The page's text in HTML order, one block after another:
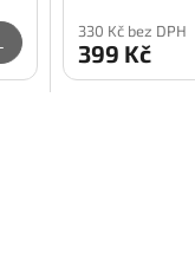
330 Kč bez DPH
399 Kč